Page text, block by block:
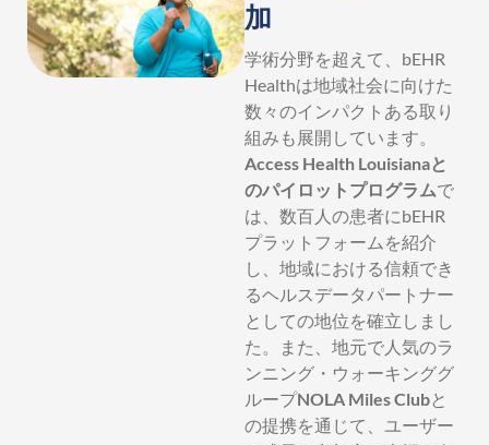
加
学術分野を超えて、bEHR
Healthは地域社会に向けた
数々のインパクトある取り
組みも展開しています。
Access Health Louisianaと
のパイロットプログラムで
は、数百人の患者にbEHR
プラットフォームを紹介
し、地域における信頼でき
るヘルスデータパートナー
としての地位を確立しまし
た。また、地元で人気のラ
ンニング・ウォーキンググ
ループNOLA Miles Clubと
の提携を通じて、ユーザー